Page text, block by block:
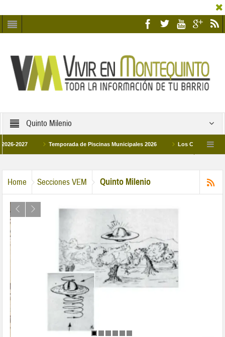
Quinto Milenio
Temporada de Piscinas Municipales 2026 Los Campus de
Home Secciones VEM Quinto Milenio